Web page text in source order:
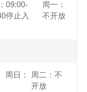
09:00-
停止入
周一：
不开放
周日：
周二：不
开放